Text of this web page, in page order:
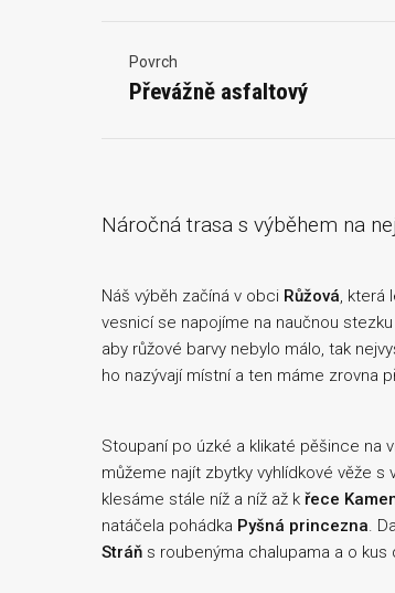
Povrch
Převážně asfaltový
Náročná trasa s výběhem na
Náš výběh začíná v obci Růžová, která
vesnicí se napojíme na naučnou
aby růžové barvy nebylo málo, tak
ho nazývají místní a ten máme zrovna
Stoupaní po úzké a klikaté pěšince na
můžeme najít zbytky vyhlídkové věže
klesáme stále níž a níž až k řece
natáčela pohádka Pyšná princezna.
Stráň s roubenýma chalupama a o kus